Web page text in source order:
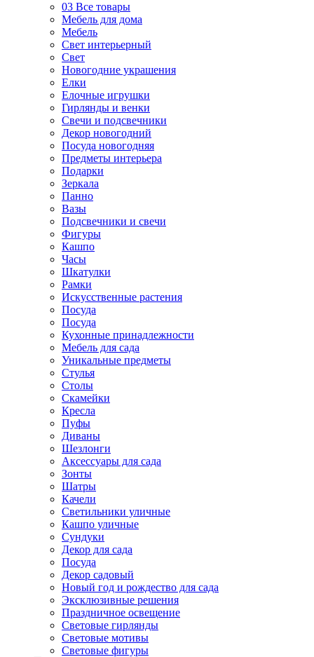
03 Все товары
Мебель для дома
Мебель
Свет интерьерный
Свет
Новогодние украшения
Елки
Елочные игрушки
Гирлянды и венки
Свечи и подсвечники
Декор новогодний
Посуда новогодняя
Предметы интерьера
Подарки
Зеркала
Панно
Вазы
Подсвечники и свечи
Фигуры
Кашпо
Часы
Шкатулки
Рамки
Искусственные растения
Посуда
Посуда
Кухонные принадлежности
Мебель для сада
Уникальные предметы
Стулья
Столы
Скамейки
Кресла
Пуфы
Диваны
Шезлонги
Аксессуары для сада
Зонты
Шатры
Качели
Cветильники уличные
Кашпо уличные
Сундуки
Декор для сада
Посуда
Декор садовый
Новый год и рождество для сада
Эксклюзивные решения
Праздничное освещение
Световые гирлянды
Световые мотивы
Световые фигуры